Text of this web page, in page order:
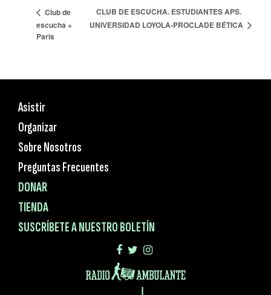
Club de
escucha +
Paris
CLUB DE ESCUCHA. ESTUDIANTES APS.
UNIVERSIDAD LOYOLA-PROCLADE BÉTICA
Asistir
Organizar
Sobre Nosotros
Preguntas Frecuentes
DONAR
TIENDA
SUSCRÍBETE A NUESTRO BOLETÍN